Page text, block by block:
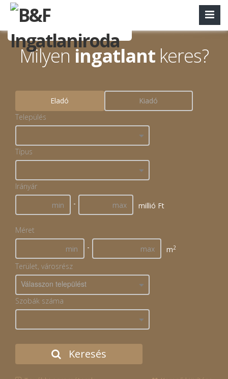
Milyeningatlant keres?
Eladó
Kiadó
Település
Típus
Irányár
-
millió Ft
Méret
-
m2
Terület, városrész
Válasszon települést
Szobák száma
Keresés